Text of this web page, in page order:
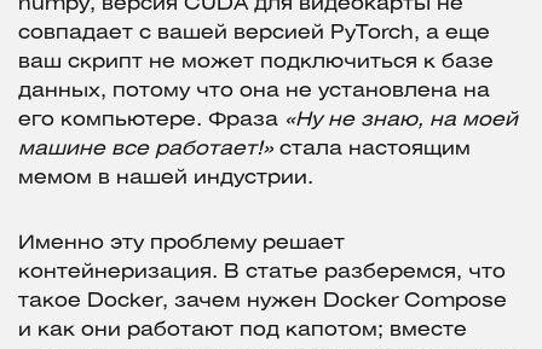
numpy, версия CUDA для видеокарты не
совпадает с вашей версией PyTorch, а еще
ваш скрипт не может подключиться к базе
данных, потому что она не установлена на
его компьютере. Фраза «Ну не знаю, на моей
машине все работает!» стала настоящим
мемом в нашей индустрии.
Именно эту проблему решает
контейнеризация. В статье разберемся, что
такое Docker, зачем нужен Docker Compose
и как они работают под капотом; вместе